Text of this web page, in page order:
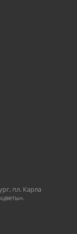
пл. Карла